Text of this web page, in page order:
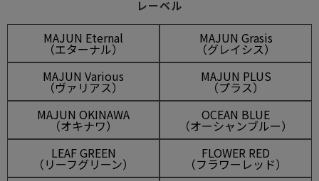
レーベル
MAJUN Eternal
（エターナル）
MAJUN Grasis
（グレイシス）
MAJUN Various
（ヴァリアス）
MAJUN PLUS
（プラス）
MAJUN OKINAWA
（オキナワ）
OCEAN BLUE
（オーシャンブルー）
LEAF GREEN
（リーフグリーン）
FLOWER RED
（フラワーレッド）